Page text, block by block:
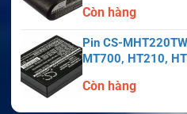
Còn hàng
Pin CS-
MT700, HT210,
Còn hàng